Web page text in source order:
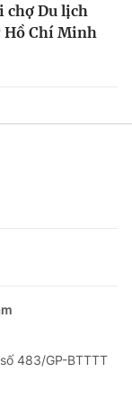
chợ Du lịch
Hồ Chí Minh
483/GP-BTTTT